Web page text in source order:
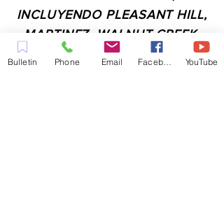
INCLUYENDO PLEASANT HILL,
MARTINEZ, WALNUT CREEK,
CONCORD, BAY POINT,
Bulletin Phone Email YouTube